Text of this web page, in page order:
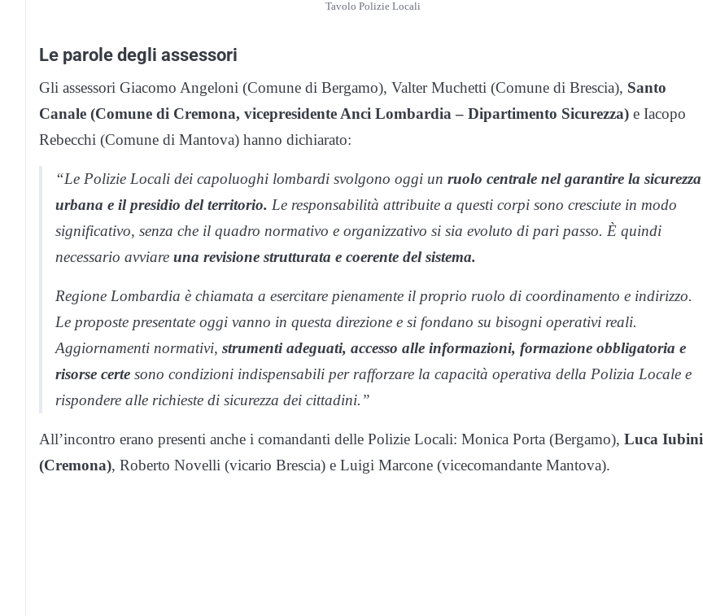
Tavolo Polizie Locali
Le parole degli assessori
Gli assessori Giacomo Angeloni (Comune di Bergamo), Valter Muchetti (Comune di Brescia), Santo
Canale (Comune di Cremona, vicepresidente Anci Lombardia – Dipartimento Sicurezza) e Iacopo
Rebecchi (Comune di Mantova) hanno dichiarato:
“Le Polizie Locali dei capoluoghi lombardi svolgono oggi un ruolo centrale nel garantire la sicurezza
urbana e il presidio del territorio. Le responsabilità attribuite a questi corpi sono cresciute in modo
significativo, senza che il quadro normativo e organizzativo si sia evoluto di pari passo. È quindi
necessario avviare una revisione strutturata e coerente del sistema.
Regione Lombardia è chiamata a esercitare pienamente il proprio ruolo di coordinamento e indirizzo.
Le proposte presentate oggi vanno in questa direzione e si fondano su bisogni operativi reali.
Aggiornamenti normativi, strumenti adeguati, accesso alle informazioni, formazione obbligatoria e
risorse certe sono condizioni indispensabili per rafforzare la capacità operativa della Polizia Locale e
rispondere alle richieste di sicurezza dei cittadini.”
All’incontro erano presenti anche i comandanti delle Polizie Locali: Monica Porta (Bergamo), Luca Iubini
(Cremona), Roberto Novelli (vicario Brescia) e Luigi Marcone (vicecomandante Mantova).